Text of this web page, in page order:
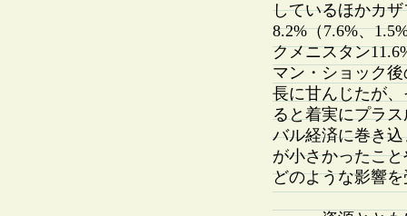
しているほかカザ
8.2%（7.6%、
クメニスタン
マン・ショック
長に甘んじたが
ると着実にプラ
バル経済に巻き
が小さかったこ
どのような影響